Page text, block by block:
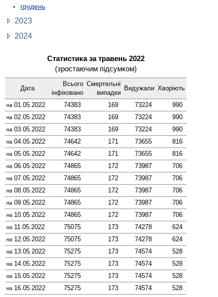
грудень
2023
2024
Статистика за травень 2022
(зростаючим підсумком)
Дата
Всього
інфі­ковано
Смер­тельні
випадки
Виду­жали Хворіють
на 01.05.2022 74383 169 73224 990
на 02.05.2022 74383 169 73224 990
на 03.05.2022 74383 169 73224 990
на 04.05.2022 74642 171 73655 816
на 05.05.2022 74642 171 73655 816
на 06.05.2022 74865 172 73987 706
на 07.05.2022 74865 172 73987 706
на 08.05.2022 74865 172 73987 706
на 09.05.2022 74865 172 73987 706
на 10.05.2022 74865 172 73987 706
на 11.05.2022 75075 173 74278 624
на 12.05.2022 75075 173 74278 624
на 13.05.2022 75275 173 74574 528
на 14.05.2022 75275 173 74574 528
на 15.05.2022 75275 173 74574 528
на 16.05.2022 75275 173 74574 528